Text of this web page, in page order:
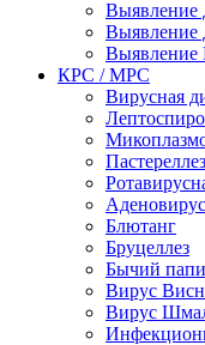
Выявление
Выявление
Выявление
КРС / МРС
Вирусная
Пастереллез
Блютанг
Бруцеллез
Бычий
Вирус
Вирус